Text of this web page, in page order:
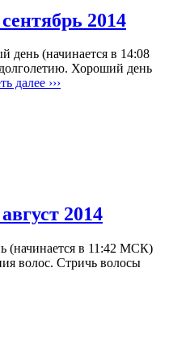
2014
день (начинается в 14:08
Хороший день
далее ›››
2014
(начинается в 11:42 МСК)
волос. Стричь волосы